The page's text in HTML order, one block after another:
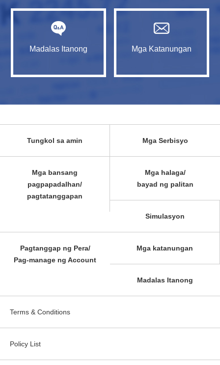
Madalas Itanong Mga Katanungan
Tungkol sa amin Mga Serbisyo
Mga bansang
pagpapadalhan/
pagtatanggapan
Mga halaga/
bayad ng palitan
Simulasyon
Pagtanggap ng Pera/
Pag-manage ng Account
Mga katanungan
Madalas Itanong
Terms & Conditions
Policy List